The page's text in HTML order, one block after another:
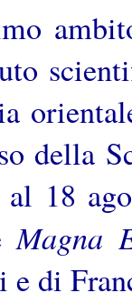
della
al 18
Magna
e di